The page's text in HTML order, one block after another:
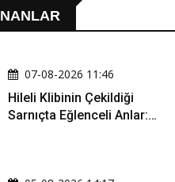
07-08-2026 11:46
Hileli Klibinin Çekildiği
Sarnıçta Eğlenceli Anlar: